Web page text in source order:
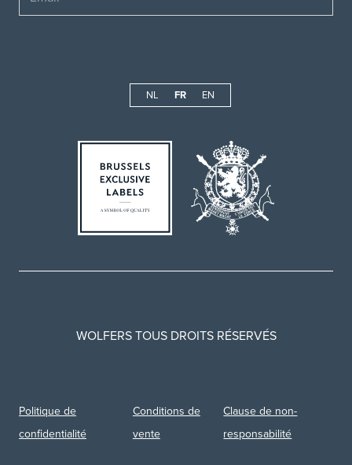
NL FR EN
WOLFERS TOUS DROITS RÉSERVÉS
Politique de
confidentialité
Conditions de
vente
Clause de non-
responsabilité